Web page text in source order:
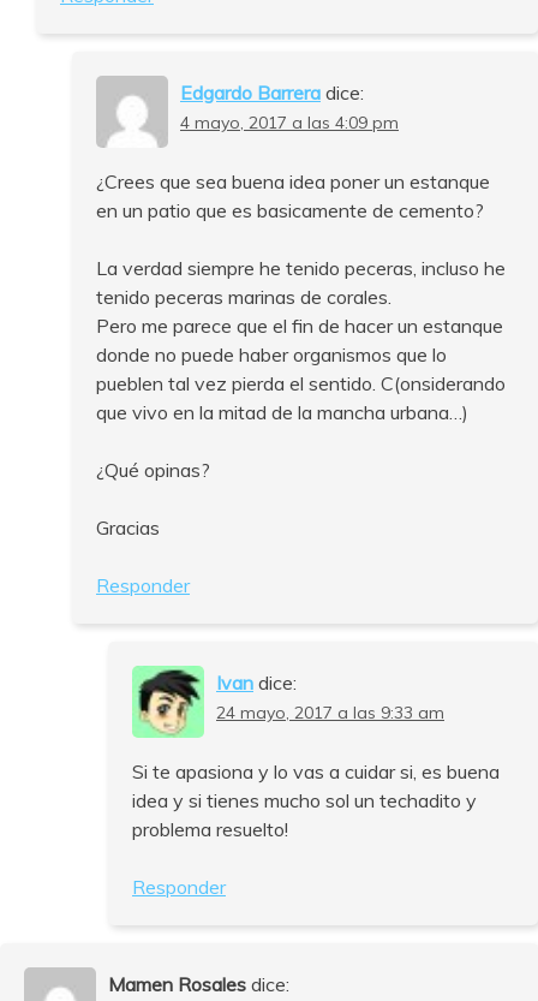
Edgardo Barrera dice:
4 mayo, 2017 a las 4:09 pm
¿Crees que sea buena idea poner un estanque
en un patio que es basicamente de cemento?
La verdad siempre he tenido peceras, incluso he
tenido peceras marinas de corales.
Pero me parece que el fin de hacer un estanque
donde no puede haber organismos que lo
pueblen tal vez pierda el sentido. C(onsiderando
que vivo en la mitad de la mancha urbana…)
¿Qué opinas?
Gracias
Responder
Ivan dice:
24 mayo, 2017 a las 9:33 am
Si te apasiona y lo vas a cuidar si, es buena
idea y si tienes mucho sol un techadito y
problema resuelto!
Responder
Mamen Rosales dice: